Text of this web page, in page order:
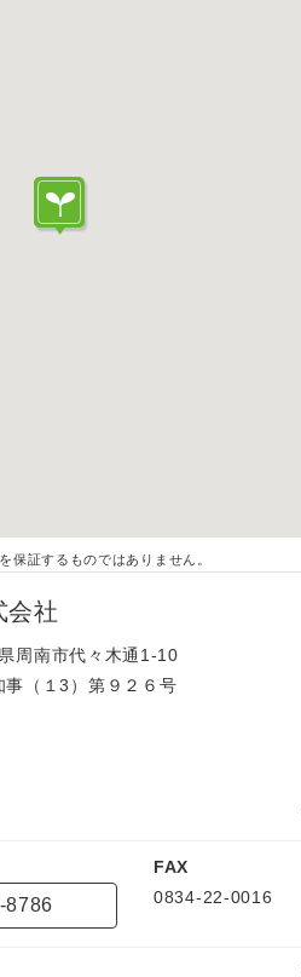
証するものではありません。
会社
周南市代々木通1-10
事（１3）第９２６号
8786
FAX
0834-22-0016